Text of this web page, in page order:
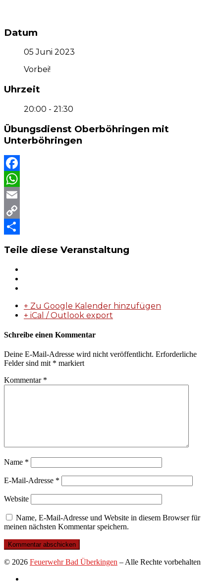
Datum
05 Juni 2023
Vorbei!
Uhrzeit
20:00 - 21:30
Übungsdienst Oberböhringen mit
Unterböhringen
Facebook
WhatsApp
Email
Copy
Teile diese Veranstaltung
+ Zu Google Kalender hinzufügen
+ iCal / Outlook export
Schreibe einen Kommentar
Deine E-Mail-Adresse wird nicht veröffentlicht. Erforderliche
Felder sind mit * markiert
Kommentar *
Name *
E-Mail-Adresse *
Website
Name, E-Mail-Adresse und Website in diesem Browser für
meinen nächsten Kommentar speichern.
© 2026 Feuerwehr Bad Überkingen – Alle Rechte vorbehalten